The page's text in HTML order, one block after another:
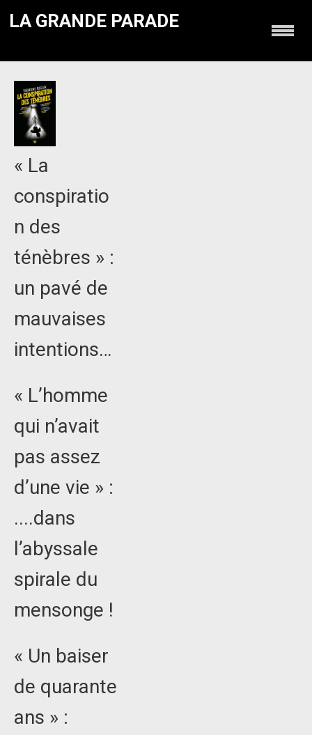
LA GRANDE PARADE
« La
conspiratio
n des
ténèbres » :
un pavé de
mauvaises
intentions…
« L’homme
qui n’avait
pas assez
d’une vie » :
....dans
l’abyssale
spirale du
mensonge !
« Un baiser
de quarante
ans » :